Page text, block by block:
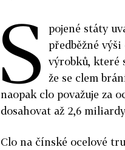
S
pojené státy
předběžné výši
výrobků, které
že se clem
naopak clo považuje za
dosahovat až 2,6
Clo na čínské ocelové